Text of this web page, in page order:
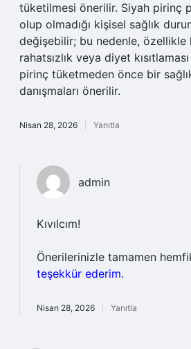
tüketilmesi önerilir. Siyah pirinç
olup olmadığı kişisel sağlık
değişebilir; bu nedenle,
rahatsızlık veya diyet
pirinç tüketmeden önce bir
danışmaları önerilir.
Nisan 28, 2026 Yanıtla
admin
Kıvılcım!
Önerilerinizle tamamen
teşekkür ederim.
Nisan 28, 2026 Yanıtla